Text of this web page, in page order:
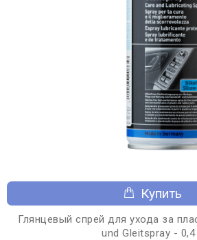
Купить
Глянцевый спрей для ухода за
und Gleitspray - 0,4